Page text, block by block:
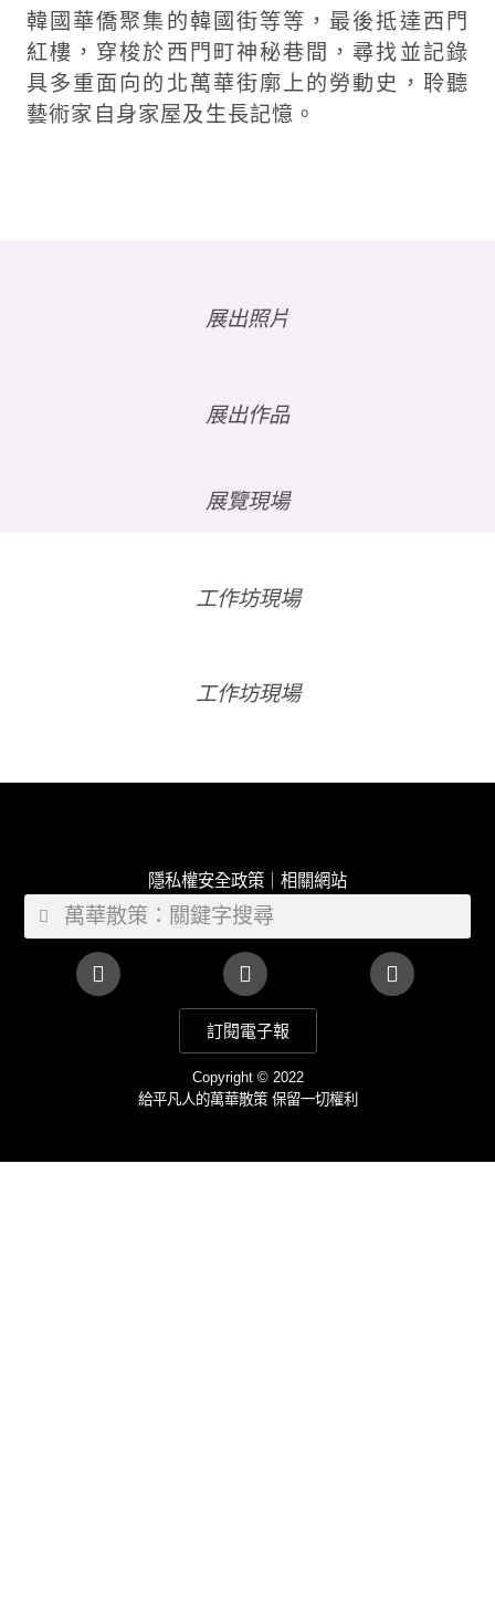
韓國華僑聚集的韓國街等等，最後抵達西門
紅樓，穿梭於西門町神秘巷間，尋找並記錄
具多重面向的北萬華街廓上的勞動史，聆聽
藝術家自身家屋及生長記憶。
展出照片
展出作品
展覽現場
工作坊現場
工作坊現場
隱私權安全政策｜相關網站
訂閱電子報
Copyright © 2022
給平凡人的萬華散策 保留一切權利